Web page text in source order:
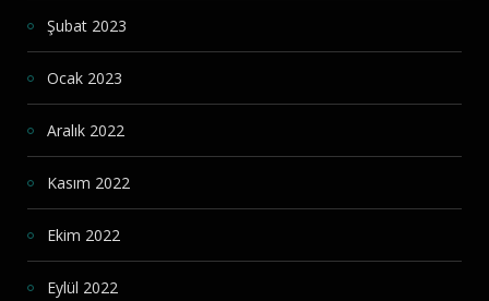
Şubat 2023
Ocak 2023
Aralık 2022
Kasım 2022
Ekim 2022
Eylül 2022